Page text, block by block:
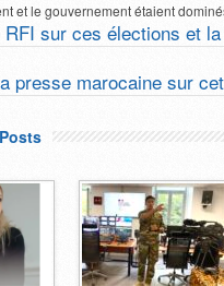
et le gouvernement étaient
RFI sur ces élections et
presse marocaine sur